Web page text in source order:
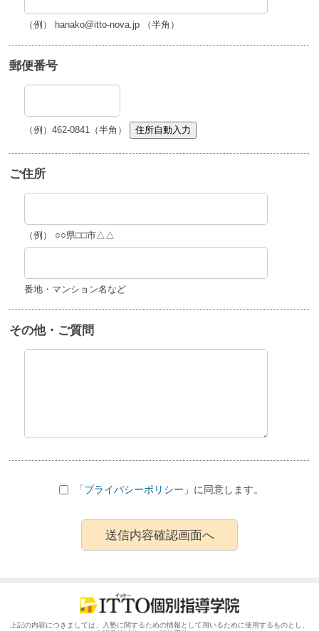
（例） hanako@itto-nova.jp （半角）
郵便番号
（例）462-0841（半角） 住所自動入力
ご住所
（例） ○○県□□市△△
番地・マンション名など
その他・ご質問
「プライバシーポリシー 」に同意します。
上記の内容につきましては、入塾に関するための情報として用いるために使用するものとし、